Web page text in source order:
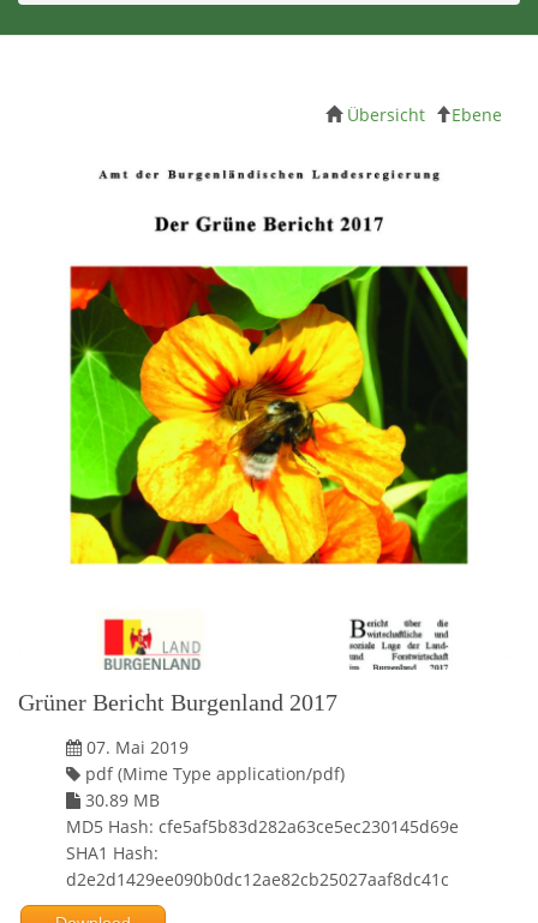
Übersicht Ebene
Grüner Bericht Burgenland 2017
07. Mai 2019
pdf (Mime Type application/pdf)
30.89 MB
MD5 Hash: cfe5af5b83d282a63ce5ec230145d69e
SHA1 Hash:
d2e2d1429ee090b0dc12ae82cb25027aaf8dc41c